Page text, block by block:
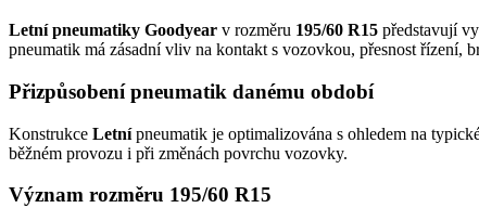
Letní pneumatiky Goodyear v rozměru 195/60 R15 představují
pneumatik má zásadní vliv na kontakt s vozovkou, přesnost
Přizpůsobení pneumatik danému období
Konstrukce Letnípneumatik je optimalizována s ohledem na
běžném provozu i při změnách povrchu vozovky.
Význam rozměru 195/60 R15